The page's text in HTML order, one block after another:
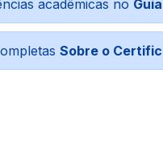
acadêmicas no
Sobre o